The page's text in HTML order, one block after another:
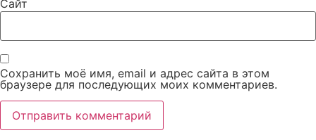
Сайт
Сохранить моё имя, email и адрес сайта в этом
браузере для последующих моих комментариев.